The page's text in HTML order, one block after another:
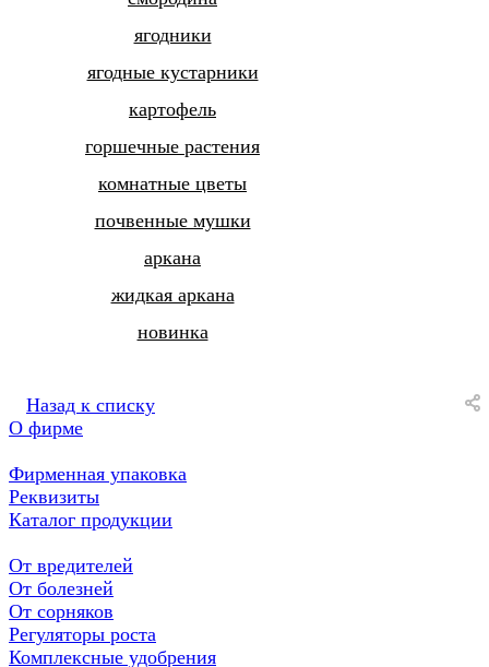
ягодники
ягодные кустарники
картофель
горшечные растения
комнатные цветы
почвенные мушки
аркана
жидкая аркана
новинка
Назад к списку
О фирме
Фирменная упаковка
Реквизиты
Каталог продукции
От вредителей
От болезней
От сорняков
Регуляторы роста
Комплексные удобрения